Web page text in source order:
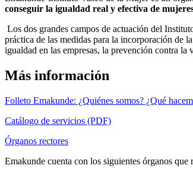
conseguir la igualdad real y efectiva de
Los dos grandes campos de actuación del
práctica de las medidas para la incorporación de
igualdad en las empresas, la prevención contra
Más información
Folleto Emakunde: ¿Quiénes somos? ¿Qué
Catálogo de servicios (PDF)
Órganos rectores
Emakunde cuenta con los siguientes órganos que